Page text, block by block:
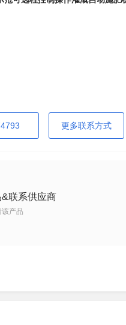
更多联系方式
联系供应商
产品